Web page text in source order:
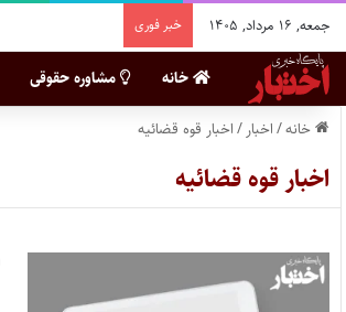
جمعه, ۱۶ مرداد, ۱۴۰۵ خبر فوری
خانه مشاوره حقوقی
خانه/اخبار /اخبار قوه قضائیه
اخبار قوه قضائیه